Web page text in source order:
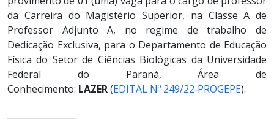
da Carreira do Magistério Superior, na Classe A de
Professor Adjunto A, no regime de trabalho de
Dedicação Exclusiva, para o Departamento de Educação
Física do Setor de Ciências Biológicas da Universidade
Federal do Paraná, Área de
Conhecimento: LAZER(EDITAL Nº 249/22‐PROGEPE).